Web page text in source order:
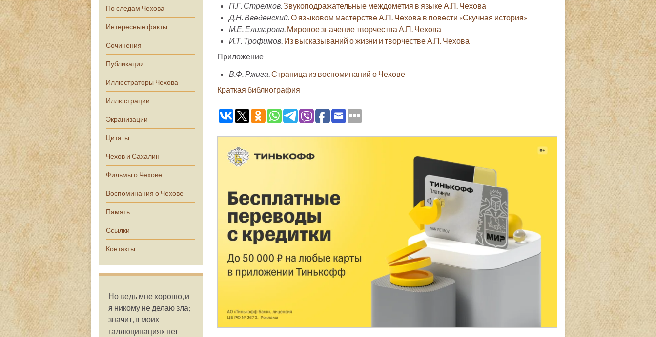
По следам Чехова
Интересные факты
Сочинения
Публикации
Иллюстраторы Чехова
Иллюстрации
Экранизации
Цитаты
Чехов и Сахалин
Фильмы о Чехове
Воспоминания о Чехове
Память
Ссылки
Контакты
Но ведь мне хорошо, и
я никому не делаю зла;
значит, в моих
галлюцинациях нет
П.Г. Стрелков. Звукоподражательные междометия в языке А.П. Чехова
Д.Н. Введенский. О языковом мастерстве А.П. Чехова в повести «Скучная история»
М.Е. Елизарова Мировое значение творчества А.П. Чехова
И.Т. Трофимов. Из высказываний о жизни и творчестве А.П. Чехова
Приложение
В.Ф. Ржига Страница из воспоминаний о Чехове
Краткая библиография